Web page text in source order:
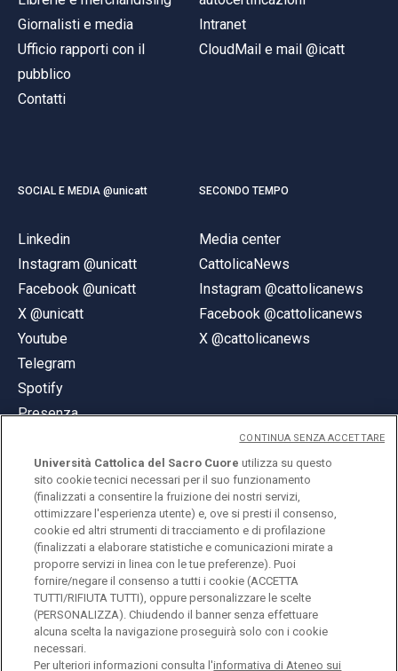
Giornalisti e media
Ufficio rapporti con il
pubblico
Contatti
Intranet
CloudMail e mail @icatt
SOCIAL E MEDIA @unicatt
Linkedin
Instagram @unicatt
Facebook @unicatt
X @unicatt
Youtube
Telegram
Spotify
Presenza
SECONDO TEMPO
Media center
CattolicaNews
Instagram @cattolicanews
Facebook @cattolicanews
X @cattolicanews
© Università Cattolica del Sacro Cuore
Largo A. Gemelli 1, 20123 Milano
PI 02133120150
ENGLISH
Università Cattolica del Sacro Cuore utilizza su questo
sito cookie tecnici necessari per il suo funzionamento
(finalizzati a consentire la fruizione dei nostri servizi,
ottimizzare l'esperienza utente) e, ove si presti il consenso,
cookie ed altri strumenti di tracciamento e di profilazione
(finalizzati a elaborare statistiche e comunicazioni mirate a
proporre servizi in linea con le tue preferenze). Puoi
fornire/negare il consenso a tutti i cookie (ACCETTA
TUTTI/RIFIUTA TUTTI), oppure personalizzare le scelte
(PERSONALIZZA). Chiudendo il banner senza effettuare
alcuna scelta la navigazione proseguirà solo con i cookie
necessari.
Per ulteriori informazioni consulta l'informativa di Ateneo sui
CONTINUA SENZA ACCETTARE